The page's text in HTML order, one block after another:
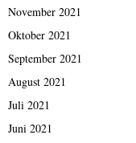
November 2021
Oktober 2021
September 2021
August 2021
Juli 2021
Juni 2021